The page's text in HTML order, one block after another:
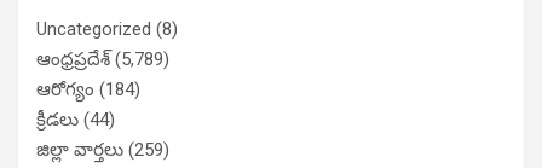
Uncategorized (8)
ఆంధ్రప్రదేశ్(5,789)
ఆరోగ్యం (184)
క్రీడలు (44)
జిల్లా వార్తలు (259)